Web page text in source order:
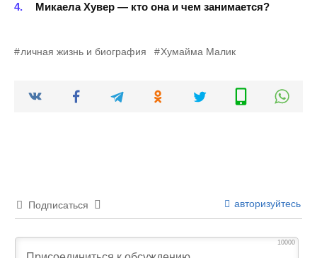
Микаела Хувер — кто она и чем занимается?
личная жизнь и биография Хумайма Малик
Подписаться авторизуйтесь
10000